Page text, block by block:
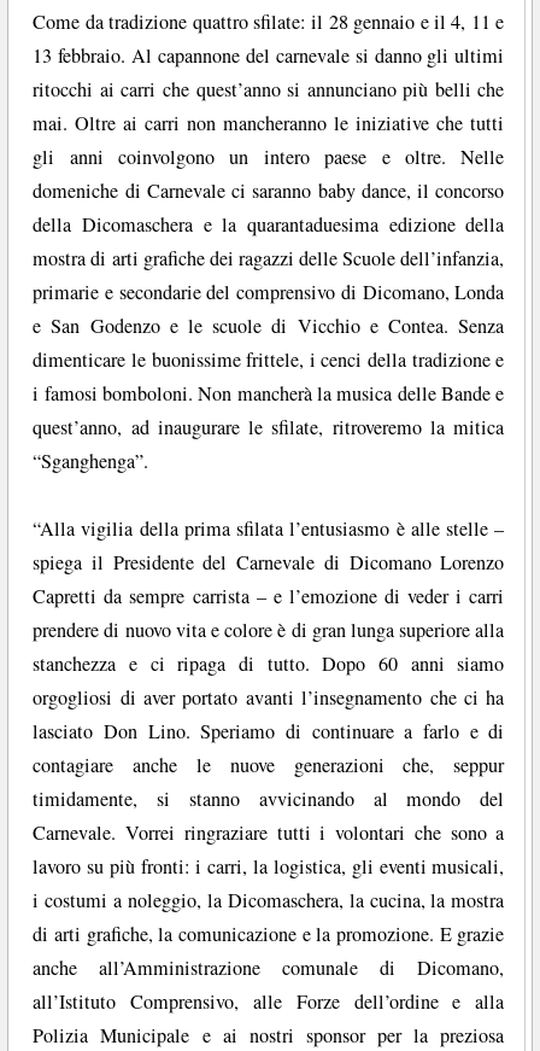
Come da tradizione quattro sfilate: il 28 gennaio e il 4, 11 e
13 febbraio. Al capannone del carnevale si danno gli ultimi
ritocchi ai carri che quest’anno si annunciano più belli che
mai. Oltre ai carri non mancheranno le iniziative che tutti
gli anni coinvolgono un intero paese e oltre. Nelle
domeniche di Carnevale ci saranno baby dance, il concorso
della Dicomaschera e la quarantaduesima edizione della
mostra di arti grafiche dei ragazzi delle Scuole dell’infanzia,
primarie e secondarie del comprensivo di Dicomano, Londa
e San Godenzo e le scuole di Vicchio e Contea. Senza
dimenticare le buonissime frittele, i cenci della tradizione e
i famosi bomboloni. Non mancherà la musica delle Bande e
quest’anno, ad inaugurare le sfilate, ritroveremo la mitica
“Sganghenga”.
“Alla vigilia della prima sfilata l’entusiasmo è alle stelle –
spiega il Presidente del Carnevale di Dicomano Lorenzo
Capretti da sempre carrista – e l’emozione di veder i carri
prendere di nuovo vita e colore è di gran lunga superiore alla
stanchezza e ci ripaga di tutto. Dopo 60 anni siamo
orgogliosi di aver portato avanti l’insegnamento che ci ha
lasciato Don Lino. Speriamo di continuare a farlo e di
contagiare anche le nuove generazioni che, seppur
timidamente, si stanno avvicinando al mondo del
Carnevale. Vorrei ringraziare tutti i volontari che sono a
lavoro su più fronti: i carri, la logistica, gli eventi musicali,
i costumi a noleggio, la Dicomaschera, la cucina, la mostra
di arti grafiche, la comunicazione e la promozione. E grazie
anche all’Amministrazione comunale di Dicomano,
all’Istituto Comprensivo, alle Forze dell’ordine e alla
Polizia Municipale e ai nostri sponsor per la preziosa